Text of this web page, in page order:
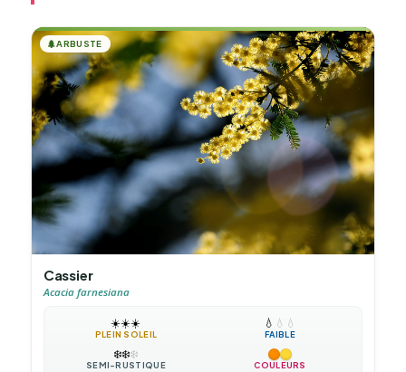
🌲ARBUSTE
Cassier
Acacia farnesiana
☀️☀️☀️
PLEIN SOLEIL
💧 💧 💧
FAIBLE
❄️❄️❄️
SEMI-RUSTIQUE COULEURS